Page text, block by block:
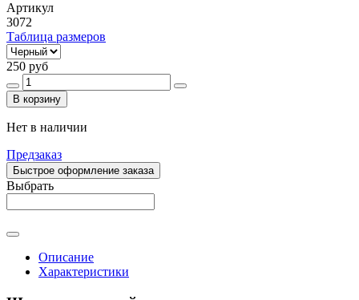
Артикул
3072
Таблица размеров
250 руб
В корзину
Нет в наличии
Предзаказ
Быстрое оформление заказа
Выбрать
Описание
Характеристики